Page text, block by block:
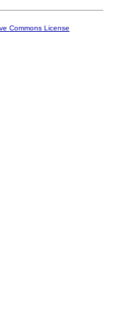
Commons License